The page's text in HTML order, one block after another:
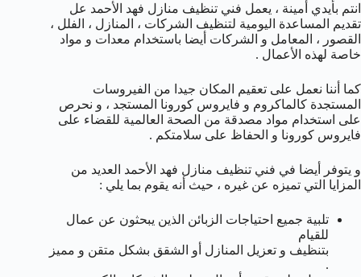
انتم بأيدي أمينة ، يعمل فني تنظيف منازل فهد الأحمد عل
تقديم المساعدة اليومية لتنظيف الشركات ، المنازل ، الفلل ،
القصور ، المعامل و الشركات أيضا باستخدام معدات و مواد
خاصة لهذه الأعمال .
كما أننا نعمل على تعقيم المكان جيدا من الفيروسات
المستجدة كالماكروم و فايروس كورونا المستجد ، و نحرص
على استخدام مواد مصدقة من الصحة العالمية للقضاء على
فايروس كورونا و الحفاظ على سلامتكم .
و يتوفر أيضا في فني تنظيف منازل فهد الأحمد العديد من
المزايا التي تميزه عن غيره ، حيث أنه يقوم بما يلي :
تلبية جميع احتياجات الزبائن الذين يبحثون عن عمال
للقيام
بتنظيف و تعزيل المنازل أو الشقق بشكل متقن و مميز
.